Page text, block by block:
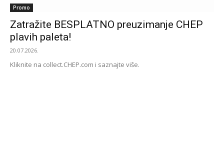
Promo
Zatražite BESPLATNO preuzimanje CHEP
plavih paleta!
20.07.2026.
Kliknite na collect.CHEP.com i saznajte više.